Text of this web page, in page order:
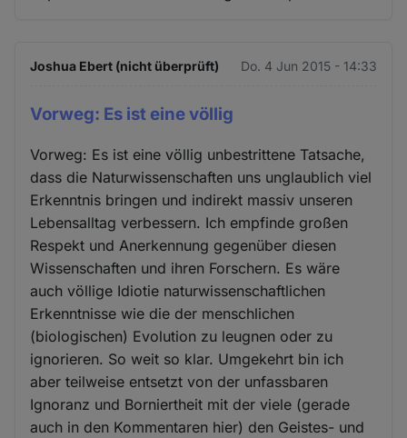
Joshua Ebert (nicht überprüft) Do. 4 Jun 2015 - 14:33
Vorweg: Es ist eine völlig
Vorweg: Es ist eine völlig unbestrittene Tatsache,
dass die Naturwissenschaften uns unglaublich viel
Erkenntnis bringen und indirekt massiv unseren
Lebensalltag verbessern. Ich empfinde großen
Respekt und Anerkennung gegenüber diesen
Wissenschaften und ihren Forschern. Es wäre
auch völlige Idiotie naturwissenschaftlichen
Erkenntnisse wie die der menschlichen
(biologischen) Evolution zu leugnen oder zu
ignorieren. So weit so klar. Umgekehrt bin ich
aber teilweise entsetzt von der unfassbaren
Ignoranz und Borniertheit mit der viele (gerade
auch in den Kommentaren hier) den Geistes- und